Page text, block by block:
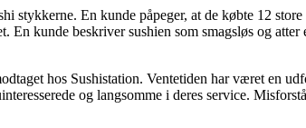
stykkerne. En kunde påpeger, at de købte 12
kunde beskriver sushien som smagsløs og
hos Sushistation. Ventetiden har været en
og langsomme i deres service.